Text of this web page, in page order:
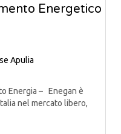
Energetico
Apulia
Energia – Enegan è
nel mercato libero,